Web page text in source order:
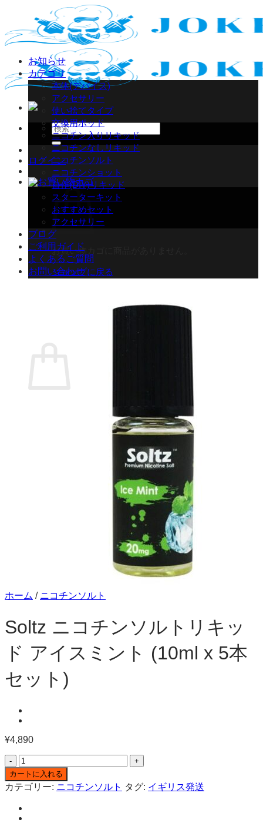
content
検
索
対
象:
ログイン
お買い物カゴに商品がありません。
ショップに戻る
お買い物カゴに商品がありません。
お知らせ
カテゴリ
本体(デバイス)
アクセサリー
使い捨てタイプ
交換用ポッド
ニコチン入りリキッド
ニコチンなしリキッド
ニコチンソルト
ニコチンショット
自作(DIY)リキッド
スターターキット
おすすめセット
アクセサリー
ブログ
ご利用ガイド
よくあるご質問
お問い合わせ
ホーム / ニコチンソルト
Soltz ニコチンソルトリキッ
ド アイスミント (10ml x 5本
セット)
¥4,890
Soltz
ニ
コ
ン
ソ
カートに入れる
カテゴリー: ニコチンソルト タグ: イギリス発送